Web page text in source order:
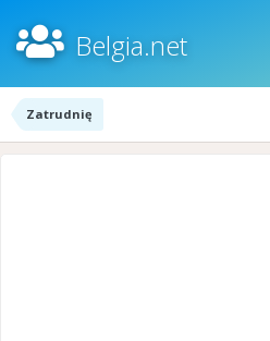
Belgia.net
Zatrudnię